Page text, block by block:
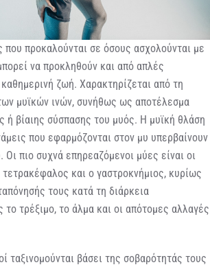
προκαλούνται σε όσους ασχολούνται με
να προκληθούν και από απλές
ζωή. Χαρακτηρίζεται από τη
μυϊκών ινών, συνήθως ως αποτέλεσμα
ή βίαιης σύσπασης του μυός. Η μυϊκή θλάση
που εφαρμόζονται στον μυ υπερβαίνουν
Οι πιο συχνά επηρεαζόμενοι μύες είναι οι
τετρακέφαλος και ο γαστροκνήμιος, κυρίως
τους κατά τη διάρκεια
τρέξιμο, το άλμα και οι απότομες αλλαγές
ταξινομούνται βάσει της σοβαρότητάς τους